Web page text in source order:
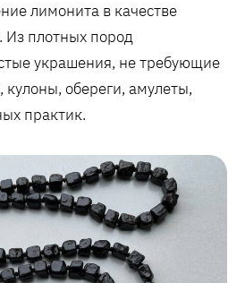
лимонита в качестве
Из плотных пород
украшения, не требующие
обереги, амулеты,
практик.